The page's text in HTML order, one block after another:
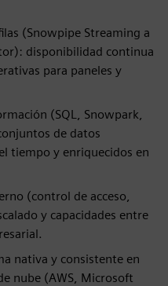
(Snowpipe Streaming a
disponibilidad continua
para paneles y
(SQL, Snowpark,
de datos
tiempo y enriquecidos en
(control de acceso,
y capacidades entre
nativa y consistente en
nube (AWS, Microsoft